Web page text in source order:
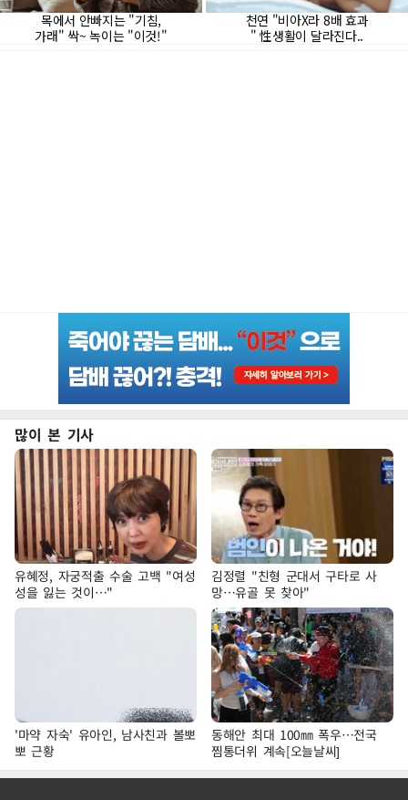
많이 본 기사
유혜정, 자궁적출 수술 고백 "여성
성을 잃는 것이…"
김정렬 "친형 군대서 구타로 사
망…유골 못 찾아"
'마약 자숙' 유아인, 남사친과 볼뽀
뽀 근황
동해안 최대 100㎜ 폭우…전국
찜통더위 계속[오늘날씨]